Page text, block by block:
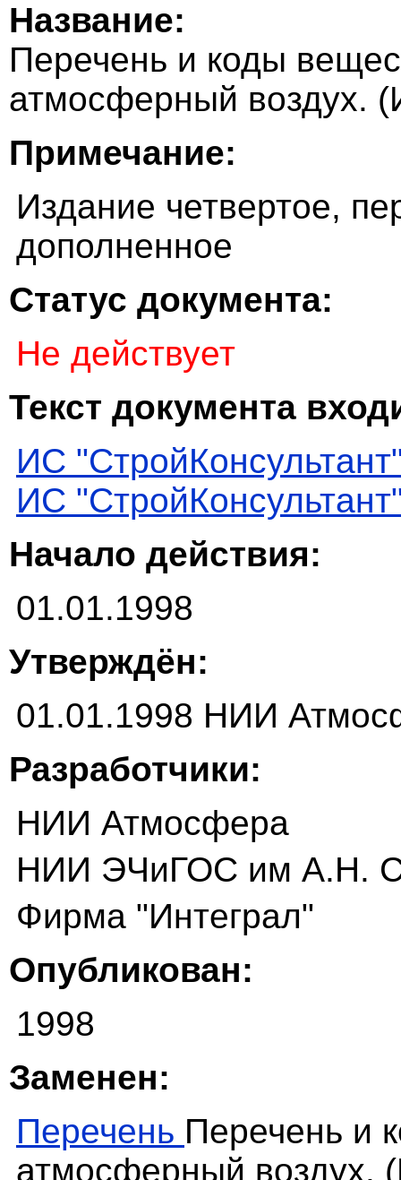
Название:
Перечень и коды
атмосферный воздух.
Примечание:
Издание четвертое,
дополненное
Статус документа:
Не действует
Текст документа
ИС
ИС
Начало действия:
01.01.1998
Утверждён:
01.01.1998 НИИ
Разработчики:
НИИ Атмосфера
НИИ ЭЧиГОС им А.Н.
Фирма "Интеграл"
Опубликован:
1998
Заменен:
Перечень Перечень и
атмосферный воздух.